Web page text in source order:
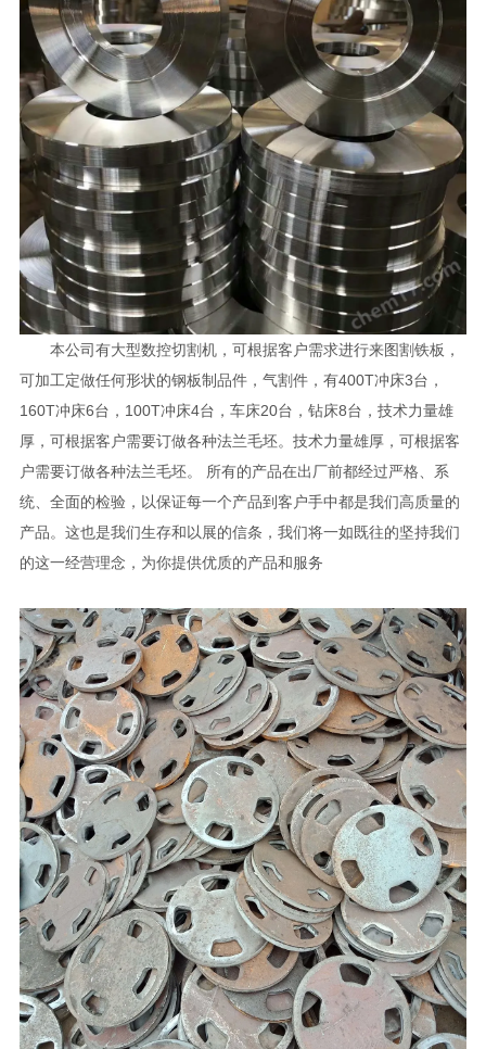
本公司有大型数控切割机，可根据客户需求进行来图割铁板，
可加工定做任何形状的钢板制品件，气割件，有400T冲床3台，
160T冲床6台，100T冲床4台，车床20台，钻床8台，技术力量雄
厚，可根据客户需要订做各种法兰毛坯。技术力量雄厚，可根据客
户需要订做各种法兰毛坯。 所有的产品在出厂前都经过严格、系
统、全面的检验，以保证每一个产品到客户手中都是我们高质量的
产品。这也是我们生存和以展的信条，我们将一如既往的坚持我们
的这一经营理念，为你提供优质的产品和服务